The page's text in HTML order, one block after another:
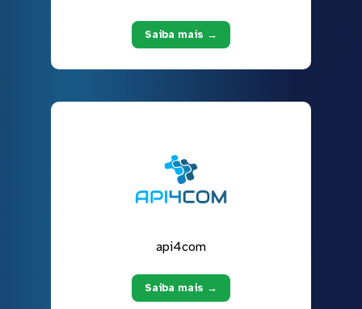
Saiba mais →
api4com
Saiba mais →